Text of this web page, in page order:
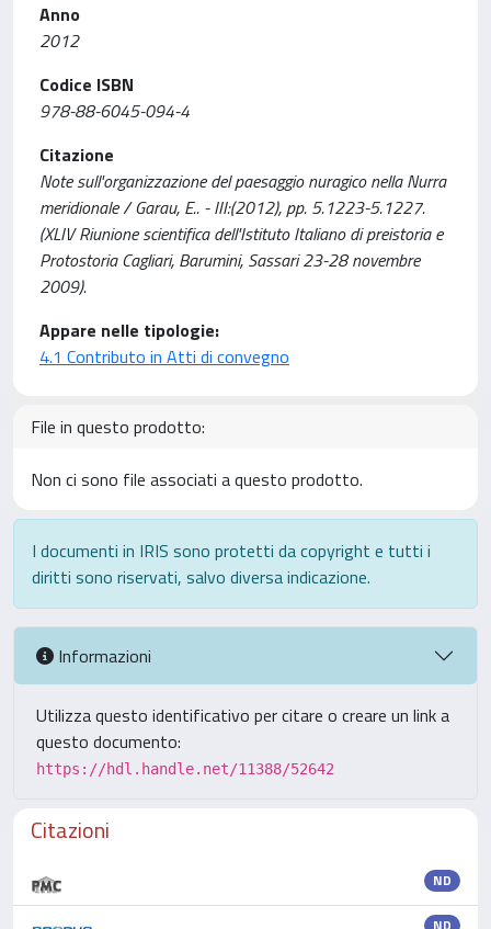
Anno
2012
Codice ISBN
978-88-6045-094-4
Citazione
Note sull'organizzazione del paesaggio nuragico nella Nurra
meridionale / Garau, E.. - III:(2012), pp. 5.1223-5.1227.
(XLIV Riunione scientifica dell'Istituto Italiano di preistoria e
Protostoria Cagliari, Barumini, Sassari 23-28 novembre
2009).
Appare nelle tipologie:
4.1 Contributo in Atti di convegno
File in questo prodotto:
Non ci sono file associati a questo prodotto.
I documenti in IRIS sono protetti da copyright e tutti i
diritti sono riservati, salvo diversa indicazione.
Informazioni
Utilizza questo identificativo per citare o creare un link a
questo documento:
https://hdl.handle.net/11388/52642
Citazioni
ND